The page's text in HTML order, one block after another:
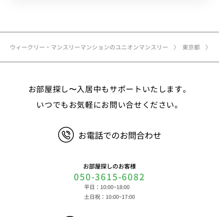
ウィークリー・マンスリーマンションのユニオンマンスリー 東京都
お部屋探し〜入居中もサポートいたします。
いつでもお気軽にお問い合せください。
お電話でのお問合わせ
お部屋探しのお客様
050-3615-6082
平日：10:00~18:00
土日祝：10:00~17:00